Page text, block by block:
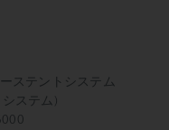
ーステントシステム
システム)